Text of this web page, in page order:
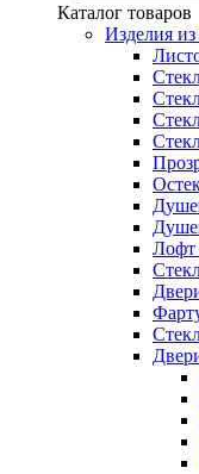
Каталог товаров
Изделия из
Лофт